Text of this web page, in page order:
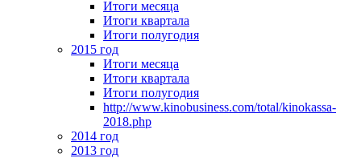
Итоги месяца
Итоги квартала
Итоги полугодия
2015 год
Итоги месяца
Итоги квартала
Итоги полугодия
http://www.kinobusiness.com/total/kinokassa-
2018.php
2014 год
2013 год